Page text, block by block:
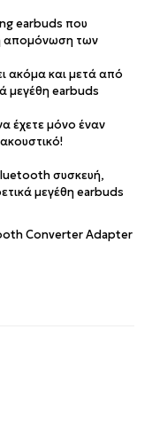
earbuds που
απομόνωση των
ακόμα και μετά από
μεγέθη earbuds
έχετε μόνο έναν
συσκευή,
μεγέθη earbuds
Converter Adapter